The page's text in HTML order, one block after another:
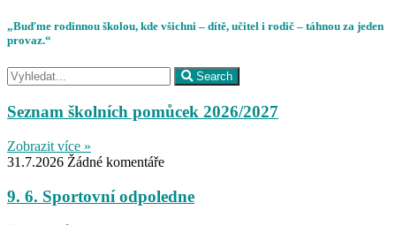
„Buďme rodinnou školou, kde všichni – dítě, učitel i rodič – táhnou za jeden
provaz.“
Search
Seznam školních pomůcek 2026/2027
Zobrazit více »
31.7.2026 Žádné komentáře
9. 6. Sportovní odpoledne